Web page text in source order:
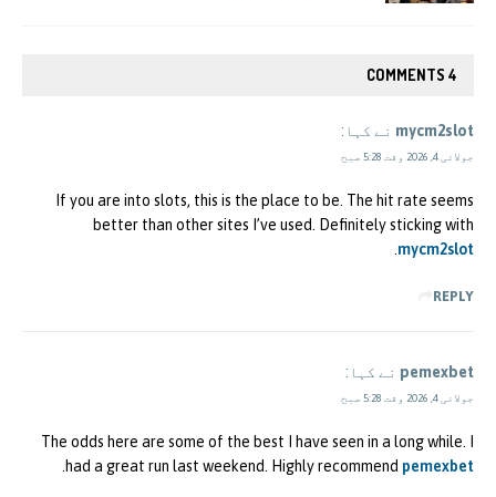
4 COMMENTS
mycm2slot نے کہا:
جولائی 4, 2026 وقت 5:28 صبح
If you are into slots, this is the place to be. The hit rate seems
better than other sites I’ve used. Definitely sticking with
mycm2slot
REPLY
pemexbet نے کہا:
جولائی 4, 2026 وقت 5:28 صبح
The odds here are some of the best I have seen in a long while. I
had a great run last weekend. Highly recommend pemexbet